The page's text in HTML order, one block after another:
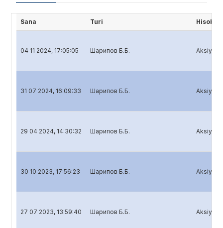
Sana Turi Hisobot
04 11 2024, 17:05:05 Шарипов Б.Б.
31 07 2024, 16:09:33 Шарипов Б.Б.
29 04 2024, 14:30:32 Шарипов Б.Б.
30 10 2023, 17:56:23 Шарипов Б.Б.
27 07 2023, 13:59:40 Шарипов Б.Б.